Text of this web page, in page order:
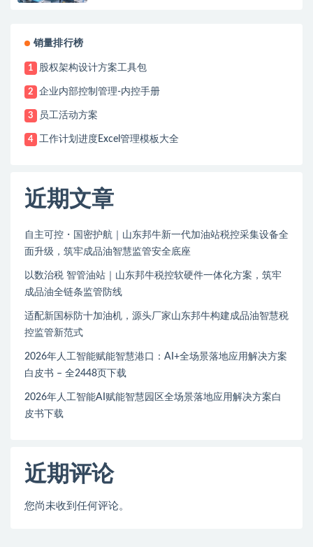
销量排行榜
1 股权架构设计方案工具包
2 企业内部控制管理-内控手册
3 员工活动方案
4 工作计划进度Excel管理模板大全
近期文章
自主可控・国密护航｜山东邦牛新一代加油站税控采集设备全
面升级，筑牢成品油智慧监管安全底座
以数治税 智管油站｜山东邦牛税控软硬件一体化方案，筑牢
成品油全链条监管防线
适配新国标防十加油机，源头厂家山东邦牛构建成品油智慧税
控监管新范式
2026年人工智能赋能智慧港口：AI+全场景落地应用解决方案
白皮书 – 全2448页下载
2026年人工智能AI赋能智慧园区全场景落地应用解决方案白
皮书下载
近期评论
您尚未收到任何评论。